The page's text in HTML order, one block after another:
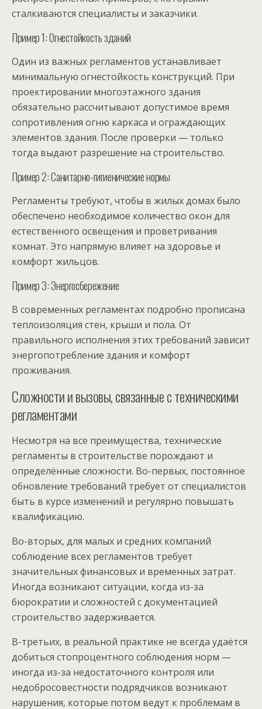
сталкиваются специалисты и заказчики.
Пример 1: Огнестойкость зданий
Один из важных регламентов устанавливает
минимальную огнестойкость конструкций. При
проектировании многоэтажного здания
обязательно рассчитывают допустимое время
сопротивления огню каркаса и ограждающих
элементов здания. После проверки — только
тогда выдают разрешение на строительство.
Пример 2: Санитарно-гигиенические нормы
Регламенты требуют, чтобы в жилых домах было
обеспечено необходимое количество окон для
естественного освещения и проветривания
комнат. Это напрямую влияет на здоровье и
комфорт жильцов.
Пример 3: Энергосбережение
В современных регламентах подробно прописана
теплоизоляция стен, крыши и пола. От
правильного исполнения этих требований зависит
энергопотребление здания и комфорт
проживания.
Сложности и вызовы, связанные с техническими
регламентами
Несмотря на все преимущества, технические
регламенты в строительстве порождают и
определённые сложности. Во-первых, постоянное
обновление требований требует от специалистов
быть в курсе изменений и регулярно повышать
квалификацию.
Во-вторых, для малых и средних компаний
соблюдение всех регламентов требует
значительных финансовых и временных затрат.
Иногда возникают ситуации, когда из-за
бюрократии и сложностей с документацией
строительство задерживается.
В-третьих, в реальной практике не всегда удаётся
добиться стопроцентного соблюдения норм —
иногда из-за недостаточного контроля или
недобросовестности подрядчиков возникают
нарушения, которые потом ведут к проблемам в